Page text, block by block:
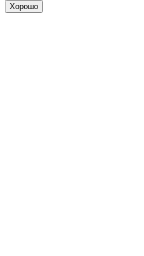
Хорошо